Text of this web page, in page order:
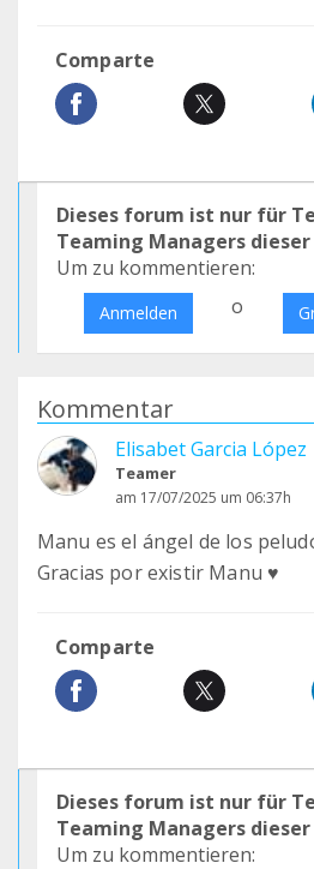
Comparte
Dieses forum ist nur für
Teaming Managers dieser
Um zu kommentieren:
Anmelden o
Kommentar
Elisabet Garcia López
Teamer
am 17/07/2025 um 06:37h
Manu es el ángel de los
Gracias por existir Manu ♥️
Comparte
Dieses forum ist nur für
Teaming Managers dieser
Um zu kommentieren: